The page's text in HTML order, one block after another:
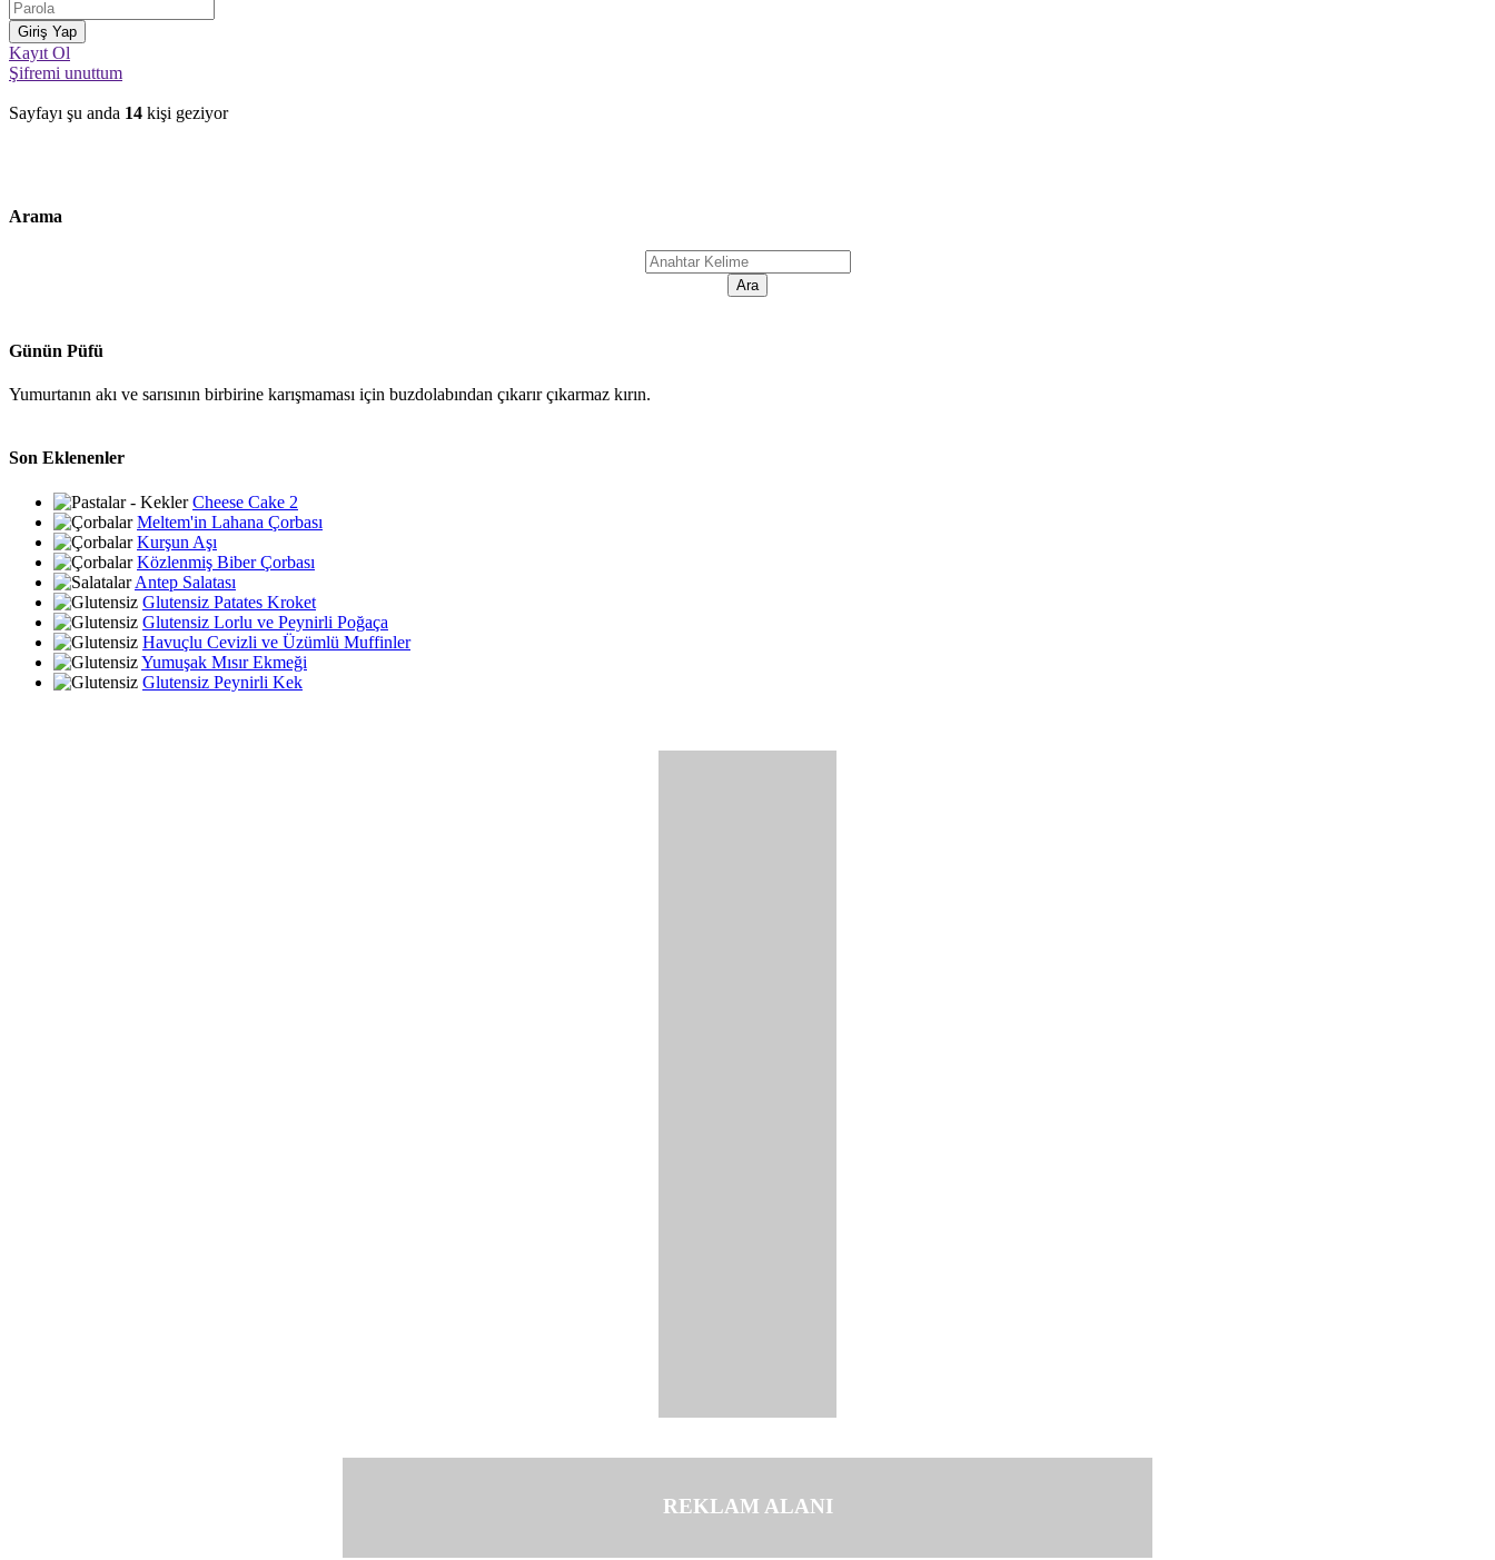
Kayıt Ol
Şifremi unuttum
Sayfayı şu anda 14 kişi geziyor
Arama
Günün Püfü
Yumurtanın akı ve sarısının birbirine karışmaması için buzdolabından çıkarır çıkarmaz kırın.
Son Eklenenler
Cheese Cake 2
Meltem'in Lahana Çorbası
Kurşun Aşı
Közlenmiş Biber Çorbası
Antep Salatası
Glutensiz Patates Kroket
Glutensiz Lorlu ve Peynirli Poğaça
Havuçlu Cevizli ve Üzümlü Muffinler
Yumuşak Mısır Ekmeği
Glutensiz Peynirli Kek
REKLAM ALANI